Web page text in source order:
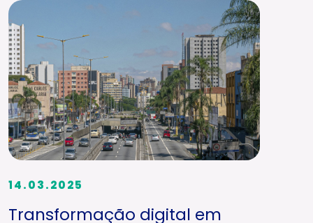
14.03.2025
Transformação digital em